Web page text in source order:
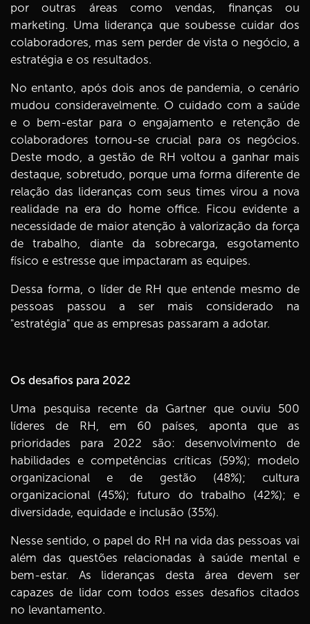
por outras áreas como vendas, finanças ou
marketing. Uma liderança que soubesse cuidar dos
colaboradores, mas sem perder de vista o negócio, a
estratégia e os resultados.
No entanto, após dois anos de pandemia, o cenário
mudou consideravelmente. O cuidado com a saúde
e o bem-estar para o engajamento e retenção de
colaboradores tornou-se crucial para os negócios.
Deste modo, a gestão de RH voltou a ganhar mais
destaque, sobretudo, porque uma forma diferente de
relação das lideranças com seus times virou a nova
realidade na era do home office. Ficou evidente a
necessidade de maior atenção à valorização da força
de trabalho, diante da sobrecarga, esgotamento
físico e estresse que impactaram as equipes.
Dessa forma, o líder de RH que entende mesmo de
pessoas passou a ser mais considerado na
"estratégia" que as empresas passaram a adotar.
Os desafios para 2022
Uma pesquisa recente da Gartner que ouviu 500
líderes de RH, em 60 países, aponta que as
prioridades para 2022 são: desenvolvimento de
habilidades e competências críticas (59%); modelo
organizacional e de gestão (48%); cultura
organizacional (45%); futuro do trabalho (42%); e
diversidade, equidade e inclusão (35%).
Nesse sentido, o papel do RH na vida das pessoas vai
além das questões relacionadas à saúde mental e
bem-estar. As lideranças desta área devem ser
capazes de lidar com todos esses desafios citados
no levantamento.